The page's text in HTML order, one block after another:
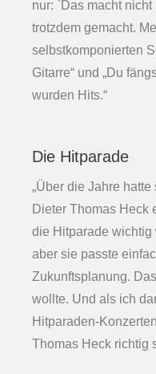
nur: `Das macht
trotzdem gemacht.
selbstkomponierten
Gitarre“ und „Du
wurden Hits.“
Die Hitparade
„Über die Jahre
Dieter Thomas Heck
die Hitparade wichtig
aber sie passte
Zukunftsplanung.
wollte. Und als ich
Hitparaden-
Thomas Heck richtig